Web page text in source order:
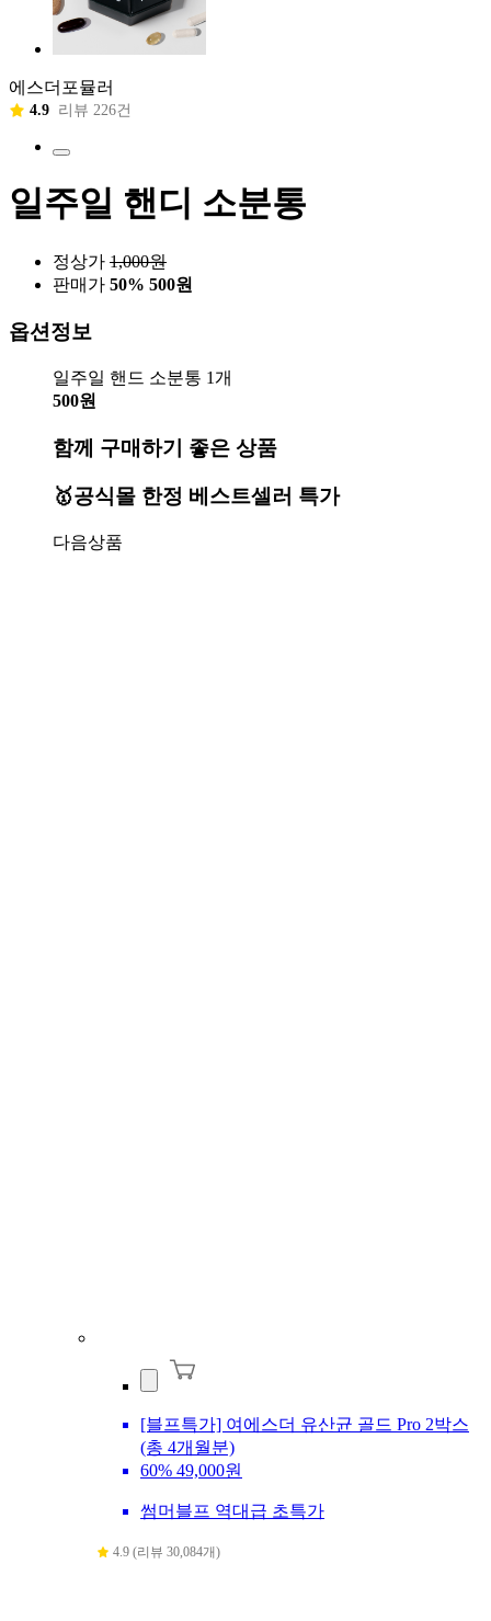
에스더포뮬러
4.9 리뷰 226건
일주일 핸디 소분통
정상가 1,000원
판매가 50% 500원
옵션정보
일주일 핸드 소분통 1개
500원
함께 구매하기 좋은 상품
🥇공식몰 한정 베스트셀러 특가
다음상품
[블프특가] 여에스더 유산균 골드 Pro 2박스
(총 4개월분)
60% 49,000원
썸머블프 역대급 초특가
4.9 (리뷰 30,084개)